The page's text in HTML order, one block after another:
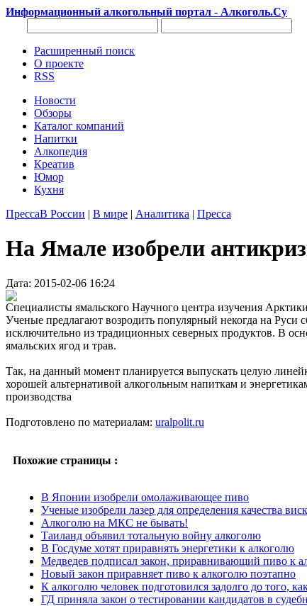
Информационный алкогольный портал - Алкоголь.Су
Расширенный поиск
О проекте
RSS
Новости
Обзоры
Каталог компаний
Напитки
Алкопедия
Креатив
Юмор
Кухня
ПрессаВ России | В мире | Аналитика | Пресса
На Ямале изобрели
Дата: 2015-02-06 16:24
Специалисты ямальского Научного центра изучения
Ученые предлагают возродить популярный некогда на Руси
исключительно из традиционных северных продуктов. В
ямальских ягод и трав.
Так, на данный момент планируется выпускать целую
хорошей альтернативой алкогольным напиткам и
производства
Подготовлено по материалам: uralpolit.ru
Похожие страницы :
В Японии изобрели омолаживающее пиво
Ученые изобрели лазер для определения качества
Алкоголю на МКС не бывать!
Таиланд объявил тотальную войну алкоголю
В Госдуме хотят приравнять энергетики к алкоголю
Медведев подписал закон, приравнивающий пиво к
Новый закон приравняет пиво к алкоголю поэтапно
К алкоголю человек подготовился задолго до того,
ГД приняла закон о тестировании кандидатов в